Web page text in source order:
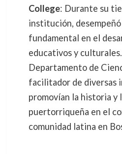
College: Durante su
institución,
fundamental en el
educativos y
Departamento de
facilitador de diversas
promovían la historia y
puertorriqueña en el
comunidad latina en